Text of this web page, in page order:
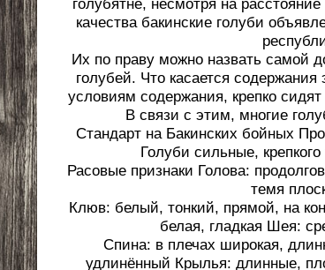
качества бакинские голуби
Их по праву можно назвать самой
голубей. Что касается
условиям содержания, крепко
В связи с этим, многие
Стандарт на Бакинских бойных
Голуби сильные,
Расовые признаки Голова:
темя
Клюв: белый, тонкий, прямой, на
белая, гладкая Шея:
Спина: в плечах широкая,
удлинённый Крылья: длинные,